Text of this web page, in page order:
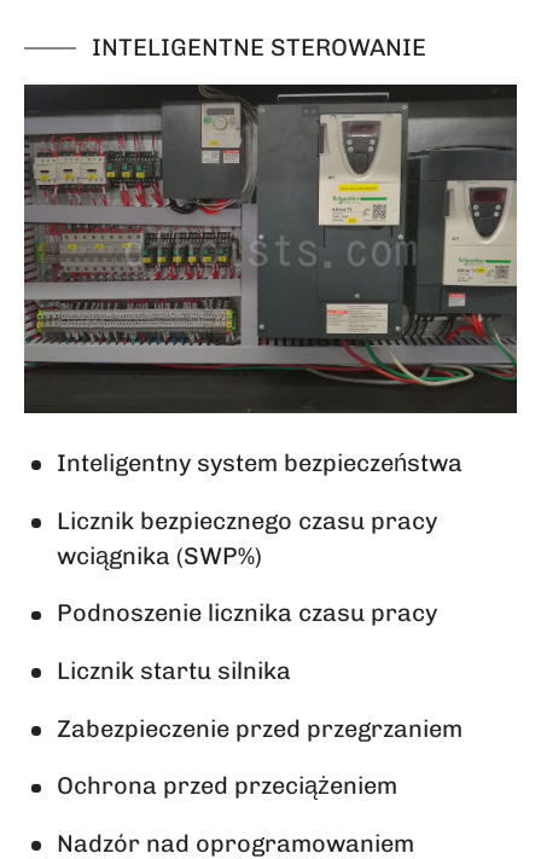
INTELIGENTNE STEROWANIE
Inteligentny system bezpieczeństwa
Licznik bezpiecznego czasu pracy
wciągnika (SWP%)
Podnoszenie licznika czasu pracy
Licznik startu silnika
Zabezpieczenie przed przegrzaniem
Ochrona przed przeciążeniem
Nadzór nad oprogramowaniem